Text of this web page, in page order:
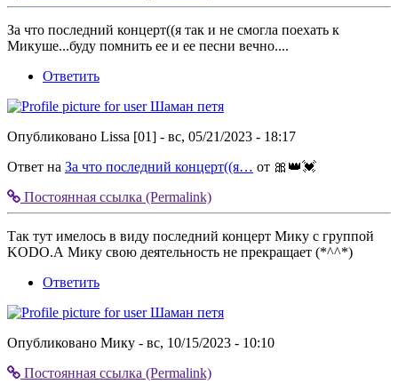
Разделитель
коммента
верх
За что последний концерт((я так и не смогла поехать к
Микуше...буду помнить ее и ее песни вечно....
Ответить
Опубликовано Lissa [01] - вс, 05/21/2023 - 18:17
Ответ на За что последний концерт((я… от 🎀👑💓
Постоянная ссылка (Permalink)
Разделитель
коммента
верх
Так тут имелось в виду последний концерт Мику с группой
KODO.А Мику свою деятельность не прекращает (*^^*)
Ответить
Опубликовано Мику - вс, 10/15/2023 - 10:10
Постоянная ссылка (Permalink)